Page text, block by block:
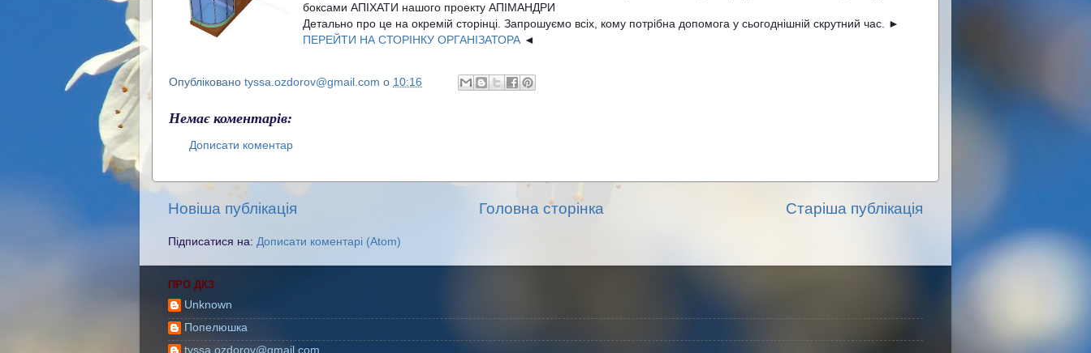
боксами АПІХАТИ нашого проекту АПІМАНДРИ
ПЕРЕЙТИ НА СТОРІНКУ ОРГАНІЗАТОРА ◄
Опубліковано tyssa.ozdorov@gmail.com о 10:16
Немає коментарів:
Дописати коментар
Новіша публікація Старіша публікація
Головна сторінка
Підписатися на: Дописати коментарі (Atom)
ПРО ДКЗ
Unknown
Попелюшка
tyssa.ozdorov@gmail.com